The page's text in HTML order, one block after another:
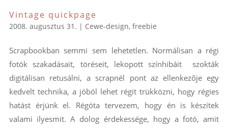
Vintage quickpage
2008. augusztus 31. | Cewe-design, freebie
Scrapbookban semmi sem lehetetlen. Normálisan a régi
fotók szakadásait, töréseit, lekopott színhibáit szokták
digitálisan retusálni, a scrapnél pont az ellenkezője egy
kedvelt technika, a jóból lehet régit trükközni, hogy régies
hatást érjünk el. Régóta tervezem, hogy én is készítek
valami ilyesmit. A dolog érdekessége, hogy a fotó, amit